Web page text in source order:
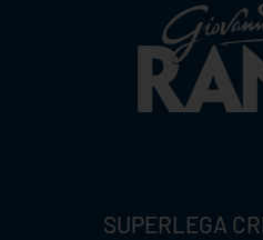
SUPERLEGA